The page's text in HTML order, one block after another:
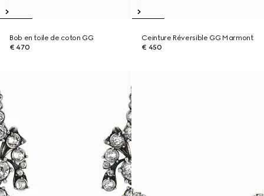
Bob en toile de coton GG
€ 470
Ceinture Réversible GG Marmont
€ 450